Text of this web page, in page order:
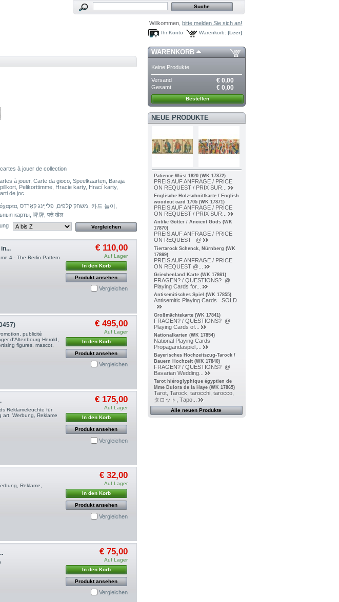
Willkommen,bitte melden Sie sich an!
Warenkorb: (Leer)
Ihr Konto
à jouer de collection
à jouer, Carte da gioco, Speelkaarten, Baraja
Pelikorttimme, Hracie karty, Hrací karty,
de joc
карты, 啤牌, पत्ते खेल
4 - The Berlin Pattern
€ 110,00
Auf Lager
In den Korb
Produkt ansehen
Vergleichen
publicité
d'Altenbourg Herold,
figures, mascot,
€ 495,00
Auf Lager
In den Korb
Produkt ansehen
Vergleichen
Reklameleuchte für
art, Werbung, Reklame
€ 175,00
Auf Lager
In den Korb
Produkt ansehen
Vergleichen
Reklame,
€ 32,00
Auf Lager
In den Korb
Produkt ansehen
Vergleichen
€ 75,00
Auf Lager
In den Korb
Produkt ansehen
Vergleichen
WARENKORB
Keine Produkte
Versand € 0,00
Gesamt € 0,00
Bestellen
NEUE PRODUKTE
Patience Wüst 1820 (WK 17872)
PREIS AUF ANFRAGE / PRICE
ON REQUEST / PRIX SUR...
Englische Holzschnittkarte / English
woodcut card 1705 (WK 17871)
PREIS AUF ANFRAGE / PRICE
ON REQUEST / PRIX SUR...
Antike Götter / Ancient Gods (WK
17870)
PREIS AUF ANFRAGE / PRICE
ON REQUEST @
Tiertarock Schenck, Nürnberg (WK
17869)
PREIS AUF ANFRAGE / PRICE
ON REQUEST @...
Griechenland Karte (WK 17861)
FRAGEN? / QUESTIONS? @
Playing Cards for...
Antisemitisches Spiel (WK 17855)
Antisemitic Playing Cards SOLD
Großmächtekarte (WK 17841)
FRAGEN? / QUESTIONS? @
Playing Cards of...
Nationalkarten (WK 17854)
National Playing Cards
Propagandaspiel,...
Bayerisches Hochzeitszug-Tarock /
Bauern Hochzeit (WK 17840)
FRAGEN? / QUESTIONS? @
Bavarian Wedding...
Tarot hiéroglyphique égyptien de
Mme Dulora de la Haye (WK 17865)
Tarot, Tarock, tarocchi, tarocco,
タロット, Тарo...
Alle neuen Produkte